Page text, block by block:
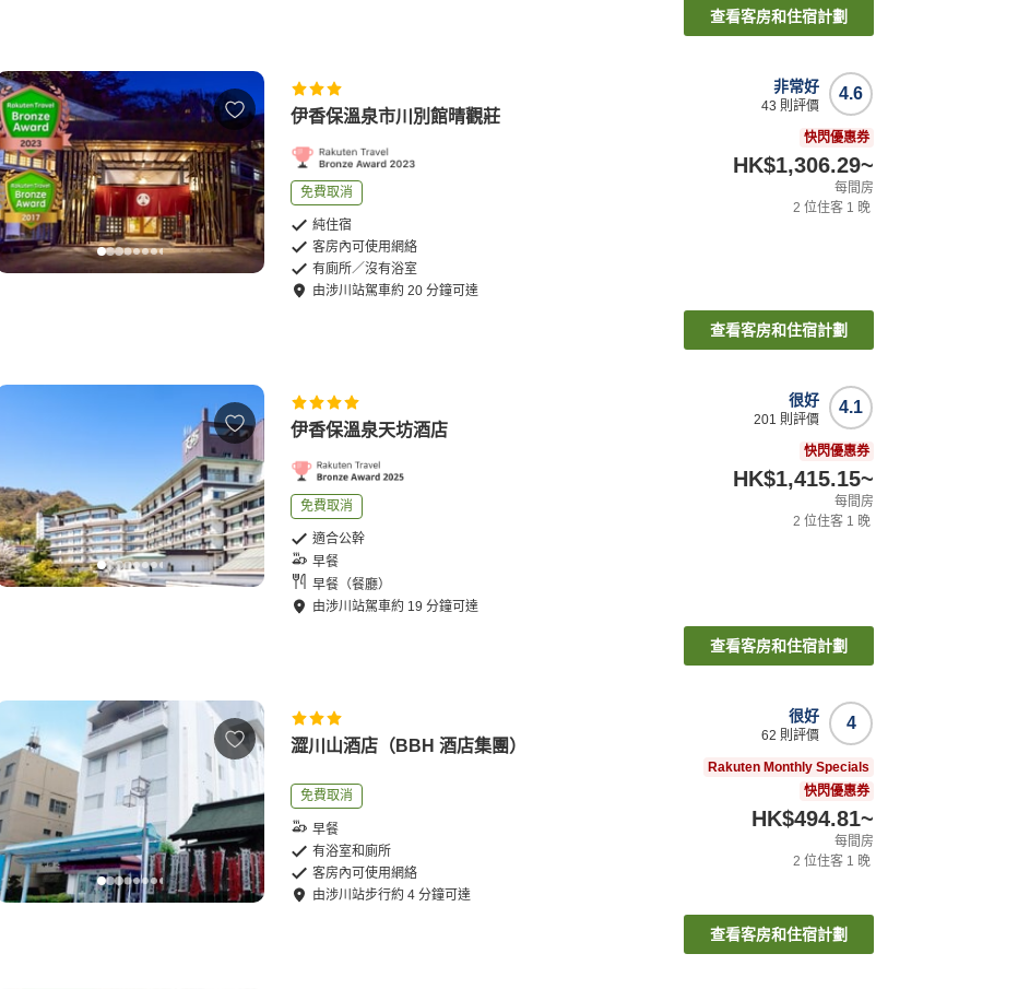
查看客房和住宿計劃
伊香保溫泉市川別館晴觀莊
免費取消
純住宿
客房內可使用網絡
有廁所／沒有浴室
由涉川站駕車約20 分鐘可達
4.6
非常好
43 則評價
快閃優惠券
HK$1,306.29~
每間房
2 位住客 1 晚
查看客房和住宿計劃
伊香保溫泉天坊酒店
免費取消
適合公幹
早餐
早餐（餐廳）
由涉川站駕車約 19 分鐘可達
4.1
很好
201 則評價
快閃優惠券
HK$1,415.15~
每間房
2 位住客 1 晚
查看客房和住宿計劃
澀川山酒店（BBH 酒店集團）
免費取消
早餐
有浴室和廁所
客房內可使用網絡
由涉川站步行約4 分鐘可達
4
很好
62 則評價
Rakuten Monthly Specials
快閃優惠券
HK$494.81~
每間房
2 位住客 1 晚
查看客房和住宿計劃